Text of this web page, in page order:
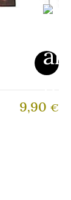
9,90 €